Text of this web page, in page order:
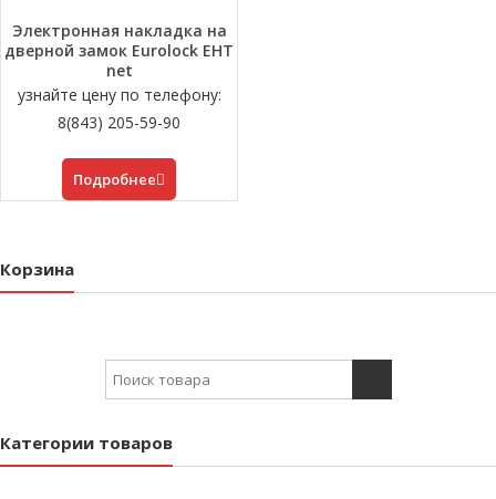
Электронная накладка на
дверной замок Eurolock EHT
net
узнайте цену по телефону:
8(843) 205-59-90
Подробнее
Корзина
Search for:
Категории товаров